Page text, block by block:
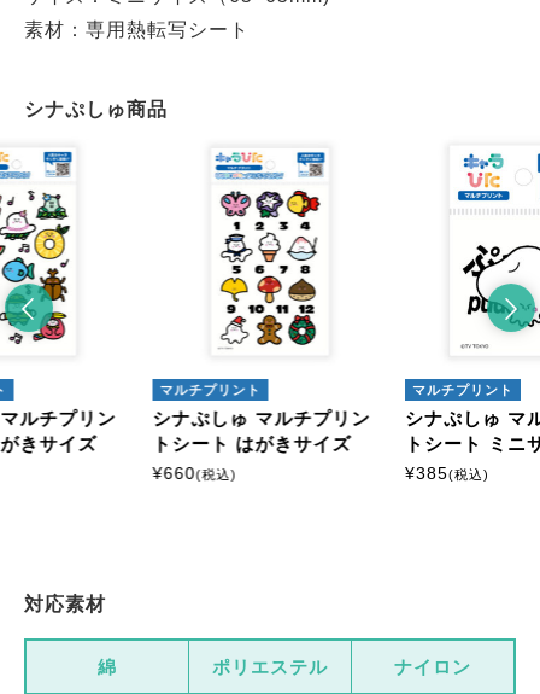
素材：専用熱転写シート
シナぷしゅ商品
ルチプリン
きサイズ
マルチプリント
シナぷしゅ マルチプリン
トシート はがきサイズ
¥660(税込)
マルチプリント
シナぷしゅ マ
トシート ミニ
¥385(税込)
対応素材
綿 ポリエステル ナイロン